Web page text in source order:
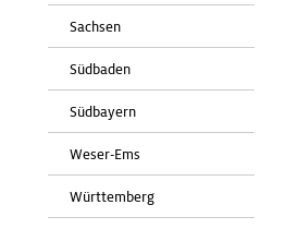
Sachsen
Südbaden
Südbayern
Weser-Ems
Württemberg